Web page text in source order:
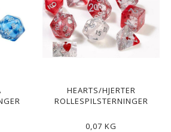
HEARTS/HJERTER
ROLLESPILSTERNINGER
0,07 KG